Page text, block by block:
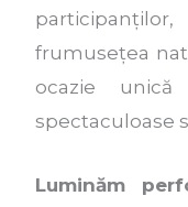
frumusețea
ocazie
spectaculoase
Luminăm